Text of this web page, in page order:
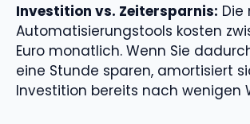
Investition vs. Zeitersparnis: Die
Automatisierungstools kosten
Euro monatlich. Wenn Sie
eine Stunde sparen, amortisiert
Investition bereits nach wenigen